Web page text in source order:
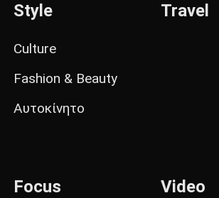
Style
Culture
Fashion & Beauty
Αυτοκίνητο
Travel
Focus Video